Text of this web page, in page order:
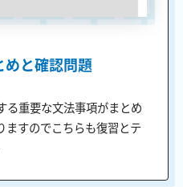
と確認問題
る重要な文法事項がまとめ
ますのでこちらも復習とテ